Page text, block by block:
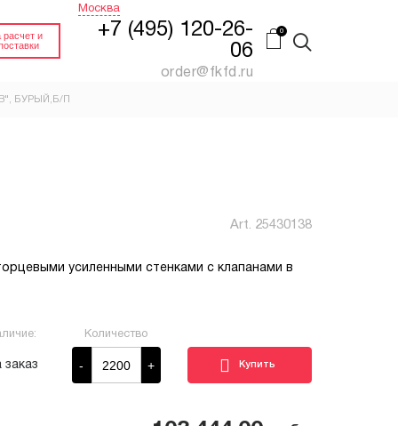
Заказать
расчет и
Москва
+7 (495) 120-26-
06
order@fkfd.ru
БУРЫЙ,Б/П
Art. 25430138
усиленными стенками с клапанами в
заказ
Количество
- +